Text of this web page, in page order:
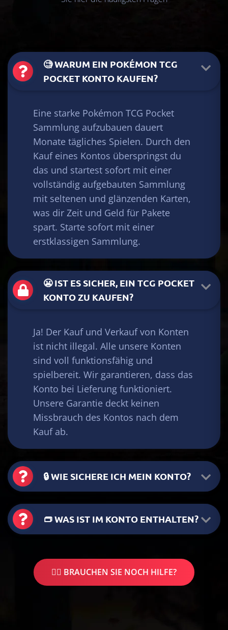
×2
×2
🧐 WARUM EIN POKÉMON TCG
POCKET KONTO KAUFEN?
Eine starke Pokémon TCG Pocket
Sammlung aufzubauen dauert
Monate tägliches Spielen. Durch den
Kauf eines Kontos überspringst du
das und startest sofort mit einer
vollständig aufgebauten Sammlung
mit seltenen und glänzenden Karten,
was dir Zeit und Geld für Pakete
spart. Starte sofort mit einer
erstklassigen Sammlung.
😬 IST ES SICHER, EIN TCG POCKET
KONTO ZU KAUFEN?
Ja! Der Kauf und Verkauf von Konten
ist nicht illegal. Alle unsere Konten
sind voll funktionsfähig und
spielbereit. Wir garantieren, dass das
Konto bei Lieferung funktioniert.
Unsere Garantie deckt keinen
Missbrauch des Kontos nach dem
Kauf ab.
🔒 WIE SICHERE ICH MEIN KONTO?
👝 WAS IST IM KONTO ENTHALTEN?
🤷‍♂️ BRAUCHEN SIE NOCH HILFE?